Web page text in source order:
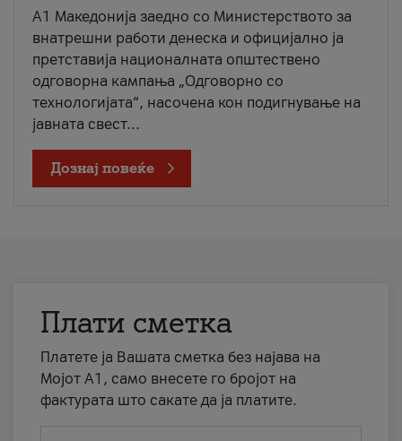
A1 Македонија заедно со Министерството за
внатрешни работи денеска и официјално ја
претставија националната општествено
одговорна кампања „Одговорно со
технологијата“, насочена кон подигнување на
јавната свест...
Дознај повеќе
Плати сметка
Платете ја Вашата сметка без најава на
Мојот А1, само внесете го бројот на
фактурата што сакате да ја платите.